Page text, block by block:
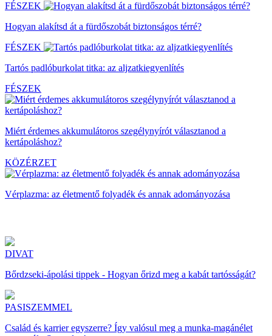
FÉSZEK
Hogyan alakítsd át a fürdőszobát biztonságos térré?
FÉSZEK
Tartós padlóburkolat titka: az aljzatkiegyenlítés
FÉSZEK
Miért érdemes akkumulátoros szegélynyírót választanod a
kertápoláshoz?
KÖZÉRZET
Vérplazma: az életmentő folyadék és annak adományozása
DIVAT
Bőrdzseki-ápolási tippek - Hogyan őrizd meg a kabát tartósságát?
PASISZEMMEL
Család és karrier egyszerre? Így valósul meg a munka-magánélet